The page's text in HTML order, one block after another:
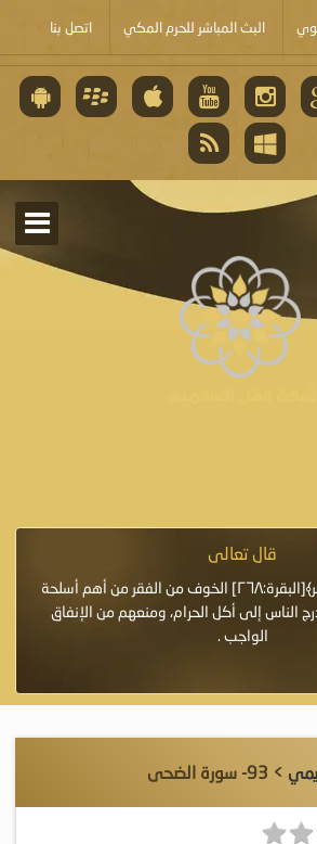
البث المباشر للحرم المكي اتصل بنا
قال تعالى
﴿الشيطان يعِدُكم الفقر﴾[البقرة:٢٦٨] الخوف من الفقر من أهم أسلحة
الناس إلى أكل الحرام، ومنعهم من الإنفاق
الواجب .
> 93- سورة الضحى